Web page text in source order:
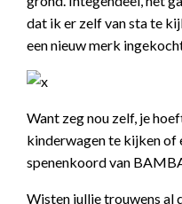
dat ik er zelf van sta te
een nieuw merk
Want zeg nou zelf, je
kinderwagen te kijken
spenenkoord van
Wisten jullie trouwens al